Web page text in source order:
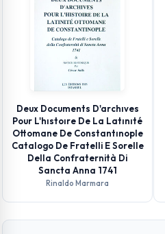
Deux Documents D'archıves
Pour L'hıstoıre De La Latınıté
Ottomane De Constantınople
Catalogo De Fratelli E Sorelle
Della Confraternità Di
Sancta Anna 1741
Rinaldo Marmara